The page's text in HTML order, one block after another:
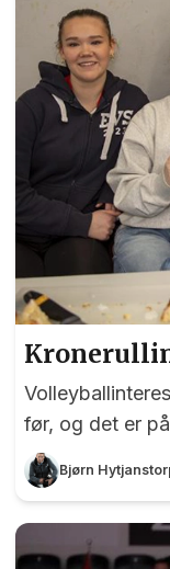
før, og det er
sportsklubben
gang. Det er
Bjørn